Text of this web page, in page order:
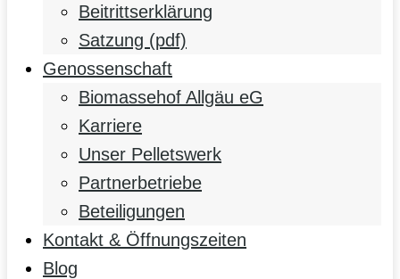
Beitrittserklärung
Satzung (pdf)
Genossenschaft
Biomassehof Allgäu eG
Karriere
Unser Pelletswerk
Partnerbetriebe
Beteiligungen
Kontakt & Öffnungszeiten
Blog